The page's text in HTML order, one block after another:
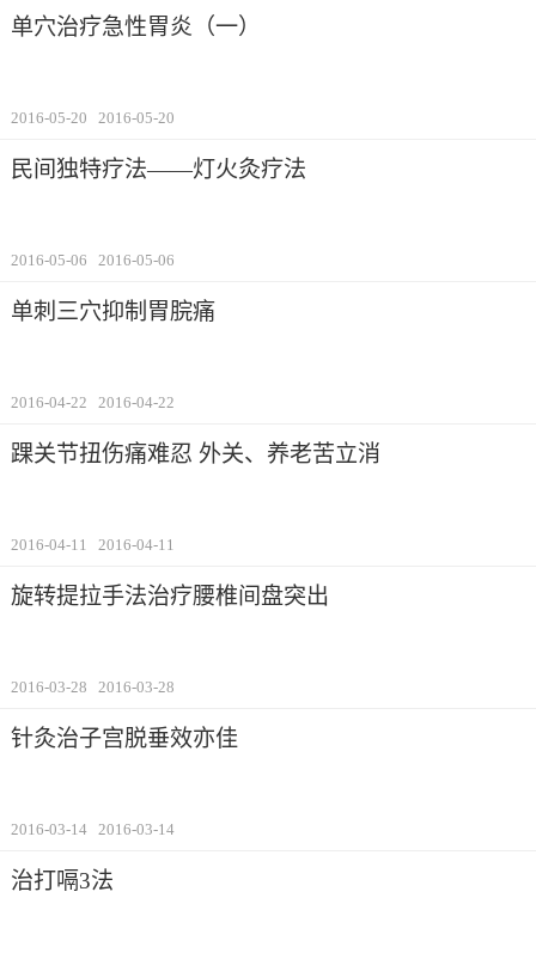
单穴治疗急性胃炎（一）
2016-05-20 2016-05-20
民间独特疗法——灯火灸疗法
2016-05-06 2016-05-06
单刺三穴抑制胃脘痛
2016-04-22 2016-04-22
踝关节扭伤痛难忍 外关、养老苦立消
2016-04-11 2016-04-11
旋转提拉手法治疗腰椎间盘突出
2016-03-28 2016-03-28
针灸治子宫脱垂效亦佳
2016-03-14 2016-03-14
治打嗝3法